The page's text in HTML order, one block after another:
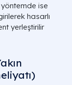
ise
hasarlı
yerleştirilir